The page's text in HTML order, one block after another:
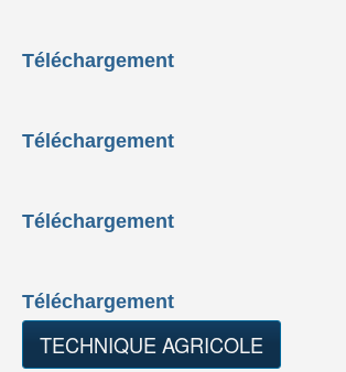
Téléchargement
Téléchargement
Téléchargement
Téléchargement
TECHNIQUE AGRICOLE